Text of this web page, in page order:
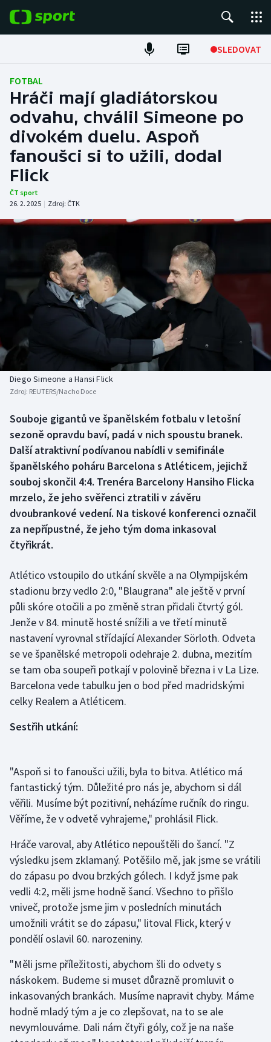
SLEDOVAT
Fotbal
Hokej
Tenis
Atletika
Cyklistika
DALŠÍ SPORTY
Americký fotbal
Baseball a softbal
Basketbal
Biatlon
Box
Curling
Dostihy
Florbal
Futsal
Golf
Gymnastika
Házená
Jezdectví
Judo
Krasobruslení
Moderní pětiboj
Motorsport
Parasport
Plavání
Plážový volejbal
Rychlobruslení
Rychlostní kanoistika
Short track
NEPŘEHLÉDNĚTE
Soutěže
Historické návraty
Aplikace ČT sport
FOTBAL
Hráči mají gladiátorskou
odvahu, chválil Simeone po
divokém duelu. Aspoň
fanoušci si to užili, dodal
Flick
ČT sport
26. 2. 2025 | Zdroj: ČTK
Diego Simeone a Hansi Flick
Zdroj: REUTERS/Nacho Doce
Souboje gigantů ve španělském fotbalu v letošní
sezoně opravdu baví, padá v nich spoustu branek.
Další atraktivní podívanou nabídli v semifinále
španělského poháru Barcelona s Atléticem, jejichž
souboj skončil 4:4. Trenéra Barcelony Hansiho Flicka
mrzelo, že jeho svěřenci ztratili v závěru
dvoubrankové vedení. Na tiskové konferenci označil
za nepřípustné, že jeho tým doma inkasoval
čtyřikrát.
Atlético vstoupilo do utkání skvěle a na Olympijském
stadionu brzy vedlo 2:0, "Blaugrana" ale ještě v první
půli skóre otočili a po změně stran přidali čtvrtý gól.
Jenže v 84. minutě hosté snížili a ve třetí minutě
nastavení vyrovnal střídající Alexander Sörloth. Odveta
se ve španělské metropoli odehraje 2. dubna, mezitím
se tam oba soupeři potkají v polovině března i v La Lize.
Barcelona vede tabulku jen o bod před madridskými
celky Realem a Atléticem.
Sestřih utkání:
"Aspoň si to fanoušci užili, byla to bitva. Atlético má
fantastický tým. Důležité pro nás je, abychom si dál
věřili. Musíme být pozitivní, neházíme ručník do ringu.
Věříme, že v odvetě vyhrajeme," prohlásil Flick.
Hráče varoval, aby Atlético nepouštěli do šancí. "Z
výsledku jsem zklamaný. Potěšilo mě, jak jsme se vrátili
do zápasu po dvou brzkých gólech. I když jsme pak
vedli 4:2, měli jsme hodně šancí. Všechno to přišlo
vniveč, protože jsme jim v posledních minutách
umožnili vrátit se do zápasu," litoval Flick, který v
pondělí oslavil 60. narozeniny.
"Měli jsme příležitosti, abychom šli do odvety s
náskokem. Budeme si muset důrazně promluvit o
inkasovaných brankách. Musíme napravit chyby. Máme
hodně mladý tým a je co zlepšovat, na to se ale
nevymlouváme. Dali nám čtyři góly, což je na naše